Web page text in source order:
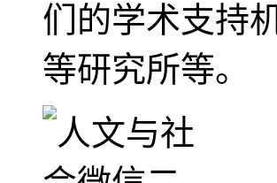
们的学术支持
等研究所等。